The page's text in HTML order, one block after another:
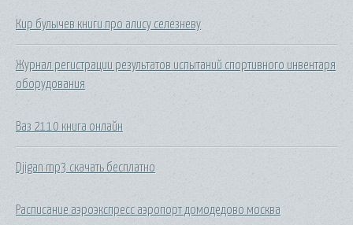
Кир булычев книги про алису селезневу
Журнал регистрации результатов испытаний спортивного инвентаря
оборудования
Ваз 2110 книга онлайн
Djigan mp3 скачать бесплатно
Расписание аэроэкспресс аэропорт домодедово москва